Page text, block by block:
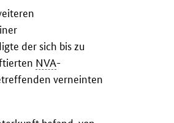
der sich bis zu
NVA-
verneinten